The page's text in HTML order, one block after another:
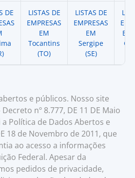
DE
LISTAS DE
EMPRESAS
EM
Tocantins
(TO)
LISTAS DE
EMPRESAS
EM
Sergipe
(SE)
EM
e públicos. Nosso site
nº 8.777, DE 11 DE Maio
Política de Dados Abertos e
18 de Novembro de 2011, que
ao acesso a informações
Federal. Apesar da
pedidos de privacidade,